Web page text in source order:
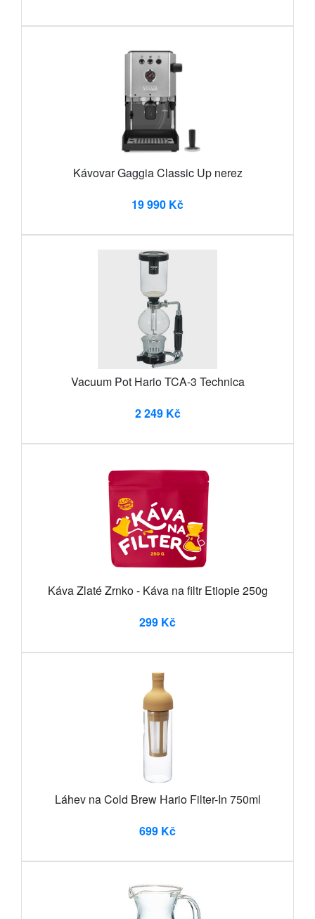
Kávovar Gaggia Classic Up nerez
19 990 Kč
Vacuum Pot Hario TCA-3 Technica
2 249 Kč
Káva Zlaté Zrnko - Káva na filtr Etiopie 250g
299 Kč
Láhev na Cold Brew Hario Filter-In 750ml
699 Kč